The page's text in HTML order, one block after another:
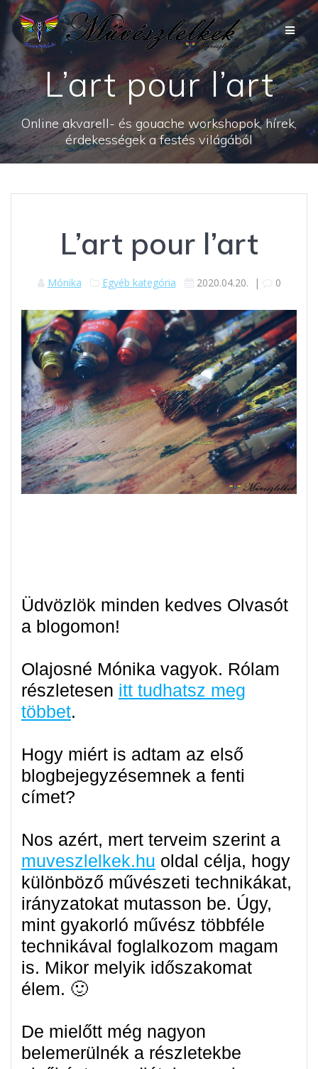
Skip
content
L’art pour l’art
Online akvarell- és gouache workshopok, hírek,
érdekességek a festés világából
L’art pour l’art
Mónika Egyéb kategória 2020.04.20. | 0
Üdvözlök minden kedves Olvasót
a blogomon!
Olajosné Mónika vagyok. Rólam
részletesen itt tudhatsz meg
többet.
Hogy miért is adtam az első
blogbejegyzésemnek a fenti
címet?
Nos azért, mert terveim szerint a
muveszlelkek.hu oldal célja, hogy
különböző művészeti technikákat,
irányzatokat mutasson be. Úgy,
mint gyakorló művész többféle
technikával foglalkozom magam
is. Mikor melyik időszakomat
élem. 🙂
De mielőtt még nagyon
belemerülnék a részletekbe